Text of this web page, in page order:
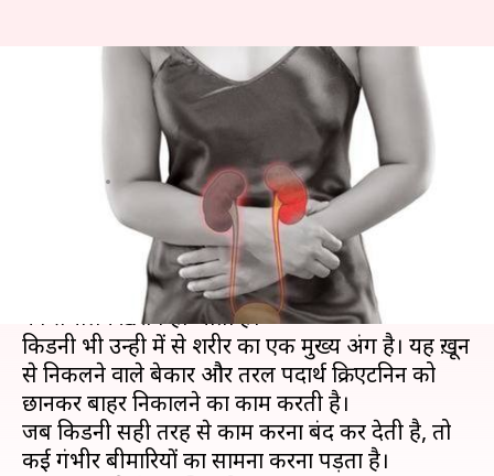
किडनी के रोग से पीड़ित हैं भारत की
14% महिलाएँ, जानें इसके कारण
Apr 08, 2019 12:22 pm
किसी एक अंग के सुचारू रूप से काम न करने पर पूरे शरीर
का संचालन ख़राब हो जाता है।
किडनी भी उन्ही में से शरीर का एक मुख्य अंग है। यह ख़ून
से निकलने वाले बेकार और तरल पदार्थ क्रिएटनिन को
छानकर बाहर निकालने का काम करती है।
जब किडनी सही तरह से काम करना बंद कर देती है, तो
कई गंभीर बीमारियों का सामना करना पड़ता है।